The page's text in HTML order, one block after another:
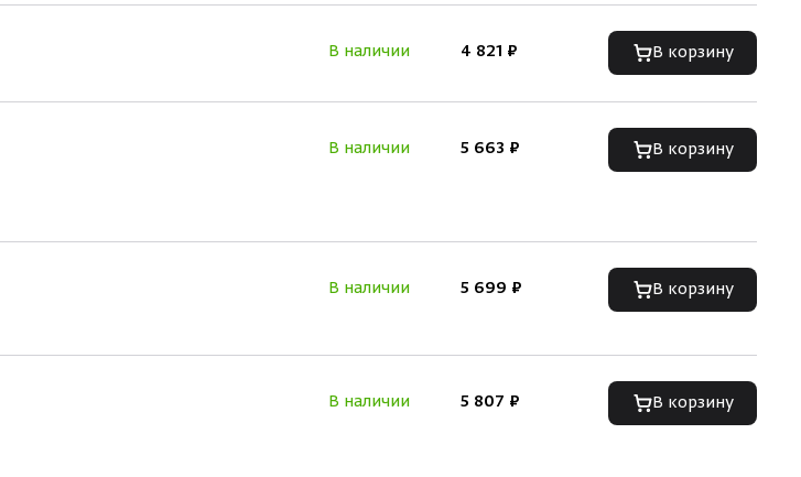
В наличии 4 821 ₽ В корзину
В наличии 5 663 ₽ В корзину
В наличии 5 699 ₽ В корзину
В наличии 5 807 ₽ В корзину